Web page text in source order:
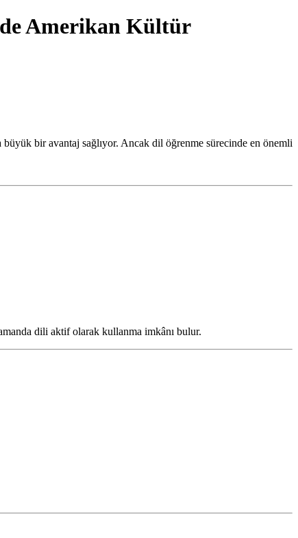
Amerikan Kültür
büyük bir avantaj sağlıyor. Ancak dil öğrenme sürecinde en önemli
dili aktif olarak kullanma imkânı bulur.